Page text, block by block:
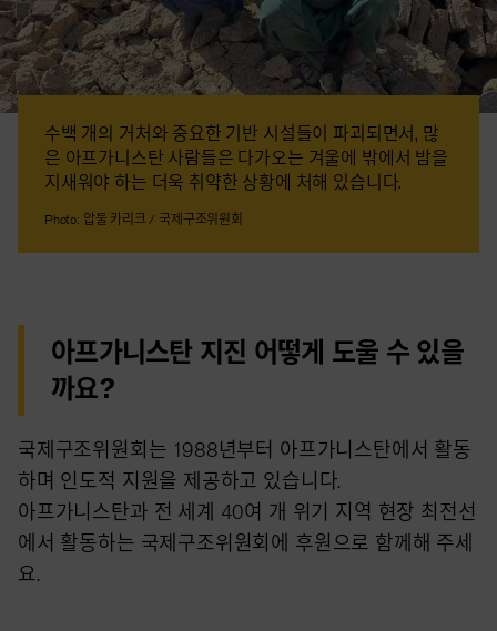
수백 개의 거처와 중요한 기반 시설들이 파괴되면서, 많
은 아프가니스탄 사람들은 다가오는 겨울에 밖에서 밤을
지새워야 하는 더욱 취약한 상황에 처해 있습니다.
Photo: 압둘 카리크 / 국제구조위원회
아프가니스탄 지진 어떻게 도울 수 있을
까요?
국제구조위원회는 1988년부터 아프가니스탄에서 활동
하며 인도적 지원을 제공하고 있습니다.
아프가니스탄과 전 세계 40여 개 위기 지역 현장 최전선
에서 활동하는 국제구조위원회에 후원으로 함께해 주세
요.